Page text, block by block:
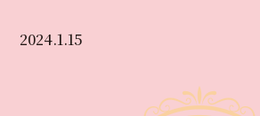
2024.1.15